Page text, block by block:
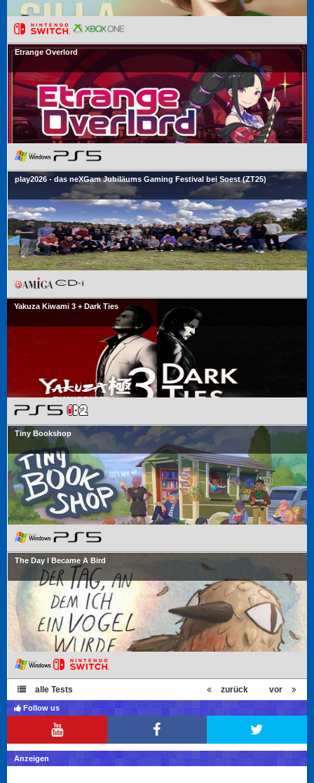
Etrange Overlord
play2026 - das neXGam Jubiläums Gaming Festival bei Soest (ZT25)
Yakuza Kiwami 3 + Dark Ties
Tiny Bookshop
The Day I Became A Bird
alle Tests vor
zurück
Follow us
Anzeigen